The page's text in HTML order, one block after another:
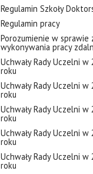
Regulamin Szkoły
Regulamin pracy
Porozumienie w sprawie
wykonywania pracy
Uchwały Rady Uczelni w
roku
Uchwały Rady Uczelni w
roku
Uchwały Rady Uczelni w
roku
Uchwały Rady Uczelni w
roku
Uchwały Rady Uczelni w
roku